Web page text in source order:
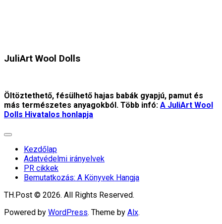
JuliArt Wool Dolls
Öltöztethető, fésülhető hajas babák gyapjú, pamut és
más természetes anyagokból. Több infó: A JuliArt Wool
Dolls Hivatalos honlapja
Expand
Kezdőlap
Adatvédelmi irányelvek
PR cikkek
Bemutatkozás: A Könyvek Hangja
TH.Post © 2026. All Rights Reserved.
Powered by WordPress. Theme by Alx.